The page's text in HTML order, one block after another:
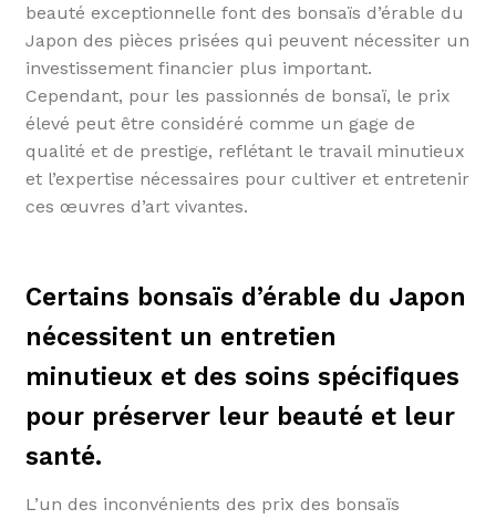
beauté exceptionnelle font des bonsaïs d’érable du
Japon des pièces prisées qui peuvent nécessiter un
investissement financier plus important.
Cependant, pour les passionnés de bonsaï, le prix
élevé peut être considéré comme un gage de
qualité et de prestige, reflétant le travail minutieux
et l’expertise nécessaires pour cultiver et entretenir
ces œuvres d’art vivantes.
Certains bonsaïs d’érable du Japon
nécessitent un entretien
minutieux et des soins spécifiques
pour préserver leur beauté et leur
santé.
L’un des inconvénients des prix des bonsaïs